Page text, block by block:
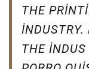
THE
INDUSTRY.
THE INDUS